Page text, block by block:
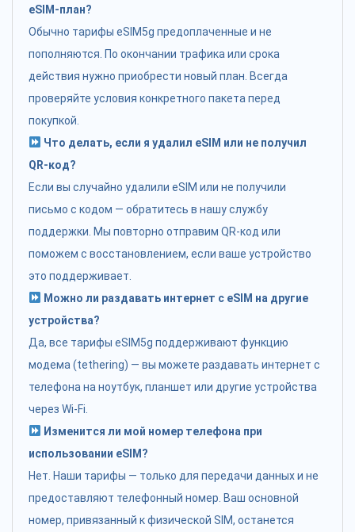
eSIM-план?
Обычно тарифы eSIM5g предоплаченные и не
пополняются. По окончании трафика или срока
действия нужно приобрести новый план. Всегда
проверяйте условия конкретного пакета перед
покупкой.
Что делать, если я удалил eSIM или не получил
QR-код?
Если вы случайно удалили eSIM или не получили
письмо с кодом — обратитесь в нашу службу
поддержки. Мы повторно отправим QR-код или
поможем с восстановлением, если ваше устройство
это поддерживает.
Можно ли раздавать интернет с eSIM на другие
устройства?
Да, все тарифы eSIM5g поддерживают функцию
модема (tethering) — вы можете раздавать интернет с
телефона на ноутбук, планшет или другие устройства
через Wi-Fi.
Изменится ли мой номер телефона при
использовании eSIM?
Нет. Наши тарифы — только для передачи данных и не
предоставляют телефонный номер. Ваш основной
номер, привязанный к физической SIM, останется